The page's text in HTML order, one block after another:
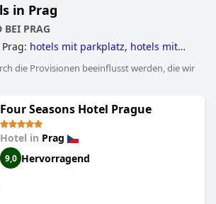
in Prag
PRAG
hotels mit parkplatz, hotels mit
,wellnesshotels,hotels im boutique-
die Provisionen beeinflusst werden, die wir
Four Seasons Hotel Prague
Hotel in Prag
9,0 Hervorragend